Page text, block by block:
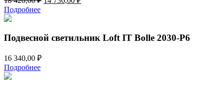
420,00 ₽.
Подробнее
Подвесной светильник Loft IT Bolle 2030-P6
16 340,00 ₽
Подробнее